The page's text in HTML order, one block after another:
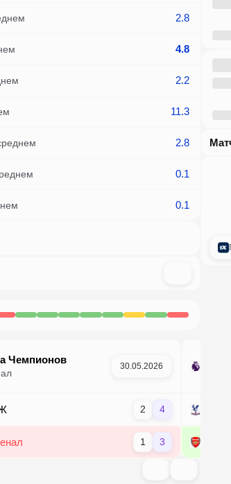
2.8
4.8
2.2
11.3
2.8
0.1
0.1
Чемпионов
30.05.2026
2 4
1 3